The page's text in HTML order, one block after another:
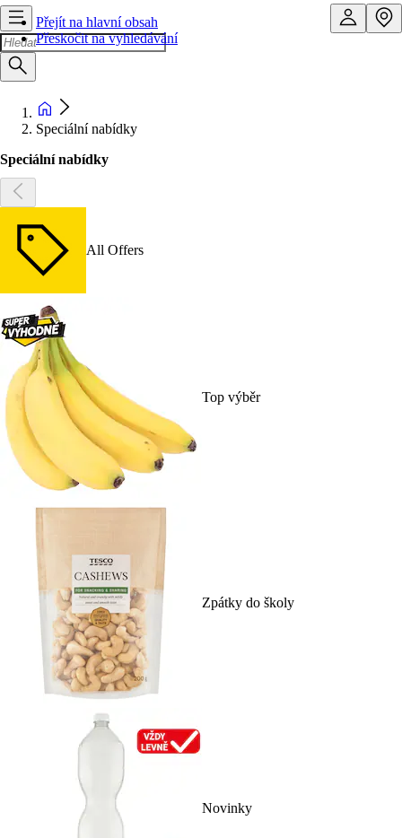
Přejít na hlavní obsah
Přeskočit na vyhledávání
Speciální nabídky
Speciální nabídky
All Offers
Top výběr
Zpátky do školy
Novinky